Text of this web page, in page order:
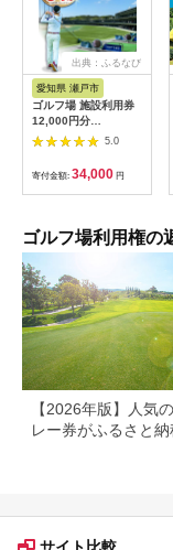
出典：ふるなび
愛知県 瀬戸市
ゴルフ場 施設利用券
12,000円分
[BBEC002]ゴルフ倶
楽部大樹 瀬戸店
5.0
寄付金額: 34,000 円
ゴルフ場利用権の
【2026年版】人気
レー券がふるさと